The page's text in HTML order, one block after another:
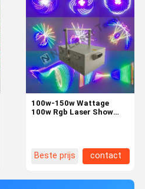
100w-150w Wattage
100w Rgb Laser Show
Beste prijs contact